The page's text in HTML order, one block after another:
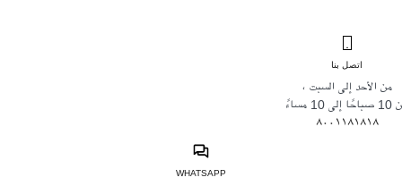
اتصل بنا
من الأحد إلى السبت ،
10 مساءً
٨٠٠١١٨١٨١٨
WHATSAPP